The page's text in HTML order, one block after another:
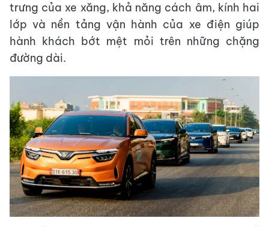
trưng của xe xăng, khả năng cách âm, kính hai
lớp và nền tảng vận hành của xe điện giúp
hành khách bớt mệt mỏi trên những chặng
đường dài.